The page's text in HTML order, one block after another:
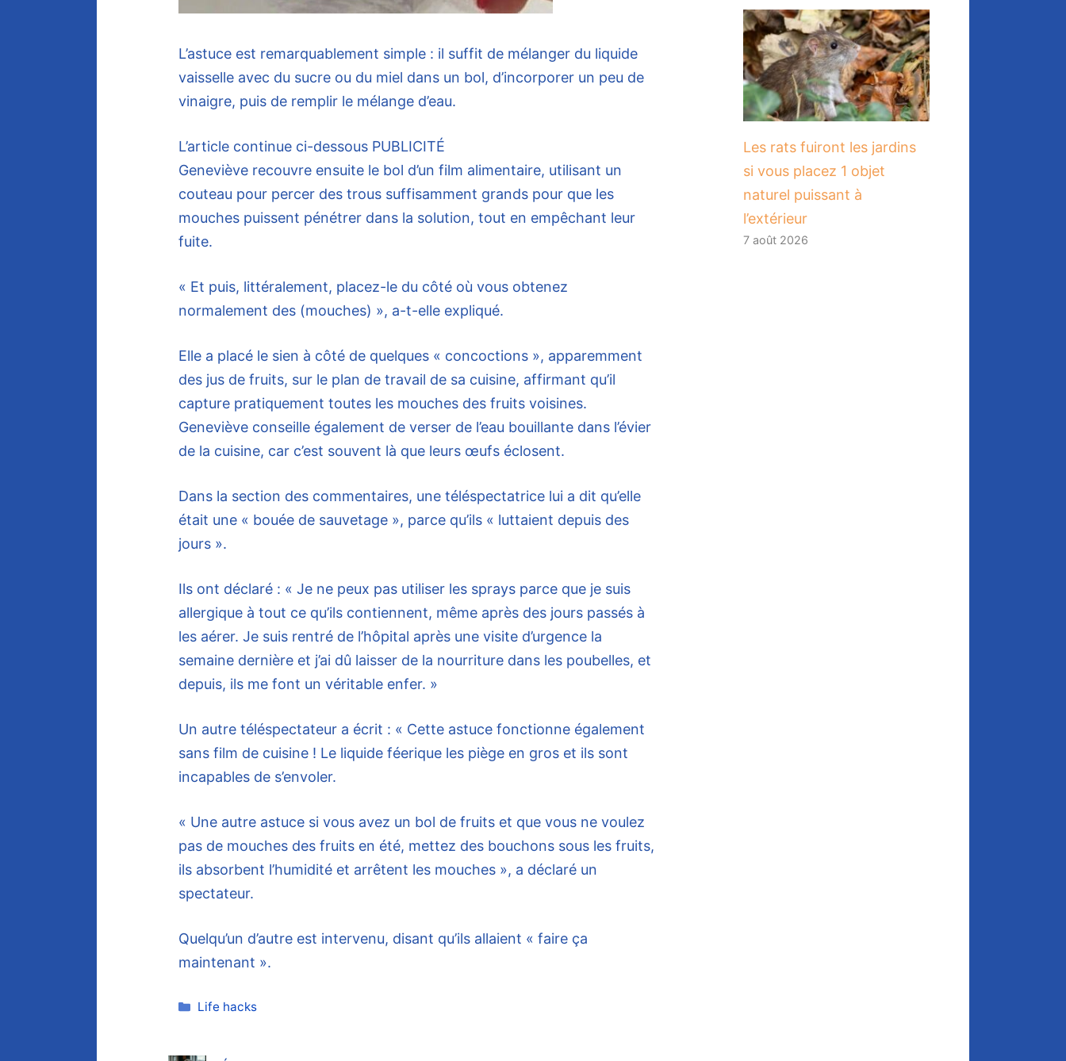
L’astuce est remarquablement simple : il suffit de mélanger du liquide
vaisselle avec du sucre ou du miel dans un bol, d’incorporer un peu de
vinaigre, puis de remplir le mélange d’eau.
L’article continue ci-dessous PUBLICITÉ
Geneviève recouvre ensuite le bol d’un film alimentaire, utilisant un
couteau pour percer des trous suffisamment grands pour que les
mouches puissent pénétrer dans la solution, tout en empêchant leur
fuite.
« Et puis, littéralement, placez-le du côté où vous obtenez
normalement des (mouches) », a-t-elle expliqué.
Elle a placé le sien à côté de quelques « concoctions », apparemment
des jus de fruits, sur le plan de travail de sa cuisine, affirmant qu’il
capture pratiquement toutes les mouches des fruits voisines.
Geneviève conseille également de verser de l’eau bouillante dans l’évier
de la cuisine, car c’est souvent là que leurs œufs éclosent.
Dans la section des commentaires, une téléspectatrice lui a dit qu’elle
était une « bouée de sauvetage », parce qu’ils « luttaient depuis des
jours ».
Ils ont déclaré : « Je ne peux pas utiliser les sprays parce que je suis
allergique à tout ce qu’ils contiennent, même après des jours passés à
les aérer. Je suis rentré de l’hôpital après une visite d’urgence la
semaine dernière et j’ai dû laisser de la nourriture dans les poubelles, et
depuis, ils me font un véritable enfer. »
Un autre téléspectateur a écrit : « Cette astuce fonctionne également
sans film de cuisine ! Le liquide féerique les piège en gros et ils sont
incapables de s’envoler.
« Une autre astuce si vous avez un bol de fruits et que vous ne voulez
pas de mouches des fruits en été, mettez des bouchons sous les fruits,
ils absorbent l’humidité et arrêtent les mouches », a déclaré un
spectateur.
Quelqu’un d’autre est intervenu, disant qu’ils allaient « faire ça
maintenant ».
Catégories
Life hacks
Les rats fuiront les jardins
si vous placez 1 objet
naturel puissant à
l’extérieur
7 août 2026